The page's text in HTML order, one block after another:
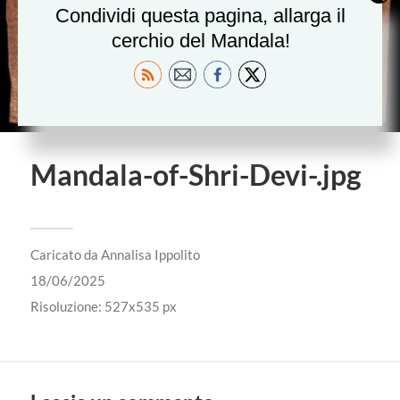
Mandala-of-Shri-Devi-.jpg
Caricato da Annalisa Ippolito
18/06/2025
Risoluzione: 527x535 px
Condividi questa pagina, allarga il
cerchio del Mandala!